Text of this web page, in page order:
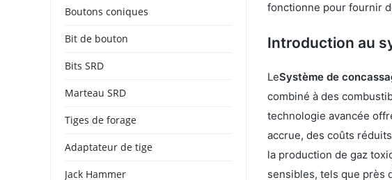
fonctionne pour fournir
Introduction au
LeSystème de
combiné à des
technologie avancée
accrue, des coûts
la production de gaz
sensibles, tels que près
Boutons coniques
Bit de bouton
Bits SRD
Marteau SRD
Tiges de forage
Adaptateur de tige
Jack Hammer